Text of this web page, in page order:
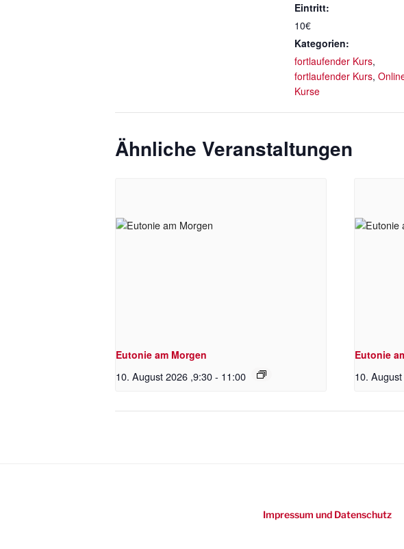
Eintritt:
10€
Kategorien:
fortlaufender Kurs,
fortlaufender Kurs,
Kurse
Ähnliche Veranstaltungen
Eutonie am Morgen
10. August 2026 ,9:30- 11:00
Eutonie
10.
Impressum und Datenschutz